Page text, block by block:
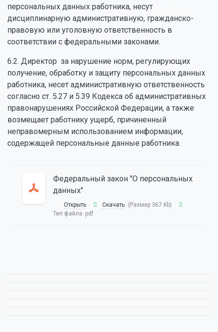
персональных данных работника, несут
дисциплинарную административную, гражданско-
правовую или уголовную ответственность в
соответствии с федеральными законами.
6.2. Директор за нарушение норм, регулирующих
получение, обработку и защиту персональных данных
работника, несет административную ответственность
согласно ст. 5.27 и 5.39 Кодекса об административных
правонарушениях Российской Федерации, а также
возмещает работнику ущерб, причиненный
неправомерным использованием информации,
содержащей персональные данные работника.
Федеральный закон "О персональных
данных"
Открыть Скачать (Размер 367 Kb)
Тип файла: pdf